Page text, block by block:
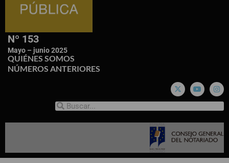
Nº 153
Mayo – junio 2025
QUIÉNES SOMOS
NÚMEROS ANTERIORES